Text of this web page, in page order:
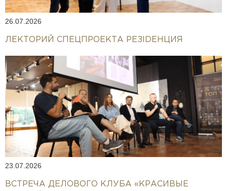
26.07.2026
ЛЕКТОРИЙ СПЕЦПРОЕКТА РЕЗIDEНЦИЯ
23.07.2026
ВСТРЕЧА ДЕЛОВОГО КЛУБА «КРАСИВЫЕ